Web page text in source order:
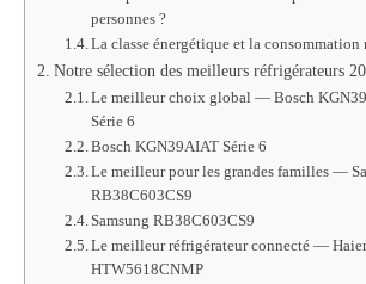
personnes ?
La classe énergétique et la consommation
Notre sélection des meilleurs réfrigérateurs
Le meilleur choix global — Bosch
Série 6
Bosch KGN39AIAT Série 6
Le meilleur pour les grandes familles —
RB38C603CS9
Samsung RB38C603CS9
Le meilleur réfrigérateur connecté —
HTW5618CNMP